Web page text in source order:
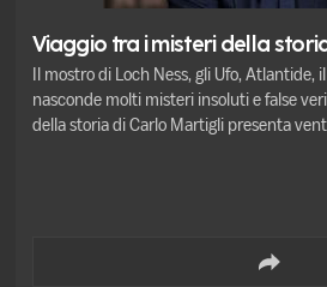
Viaggio tra i misteri della
Il mostro di Loch Ness, gli Ufo, Atlantide,
nasconde molti misteri insoluti e false
della storia di Carlo Martigli presenta
verità e riconoscere le bugie, a partire